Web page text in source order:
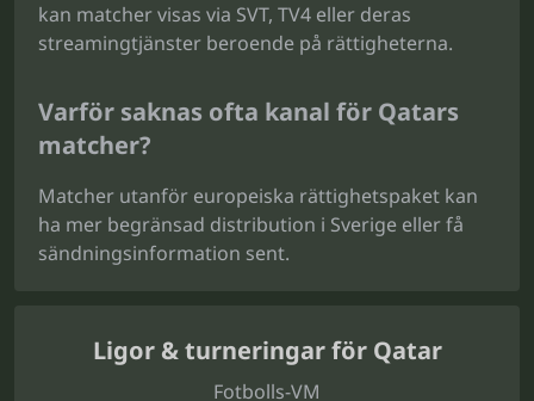
kan matcher visas via SVT, TV4 eller deras
streamingtjänster beroende på rättigheterna.
Varför saknas ofta kanal för Qatars
matcher?
Matcher utanför europeiska rättighetspaket kan
ha mer begränsad distribution i Sverige eller få
sändningsinformation sent.
Ligor & turneringar för Qatar
Fotbolls-VM